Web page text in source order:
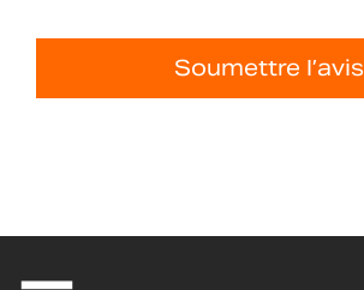
Soumettre l’avis